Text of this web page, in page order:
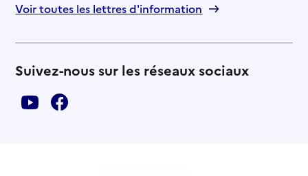
Voir toutes les lettres d'information
Suivez-nous sur les réseaux sociaux